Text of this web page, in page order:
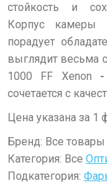
стойкость и
Корпус камеры
порадует
выглядит весьма
1000 FF Xenon -
сочетается с
Цена указана за 1
Бренд: Все
Категория: Все
Подкатегория: